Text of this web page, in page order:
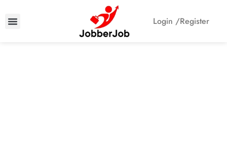
Login /Register